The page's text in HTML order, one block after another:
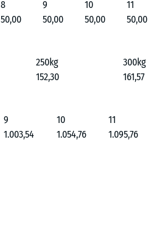
8 9 10 11
50,00 50,00 50,00 50,00
250kg
300kg
152,30 161,57
9 10 11
1.003,54 1.054,76 1.095,76